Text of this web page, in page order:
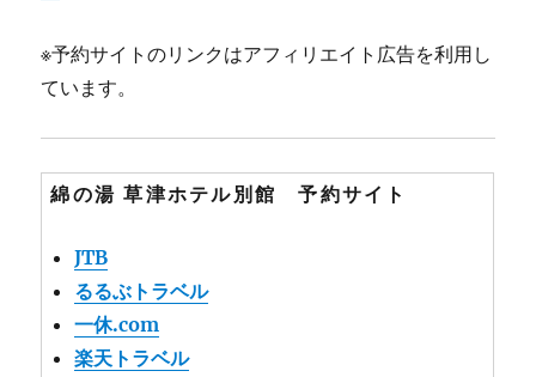
※予約サイトのリンクはアフィリエイト広告を利用し
ています。
綿の湯 草津ホテル別館 予約サイト
JTB
るるぶトラベル
一休.com
楽天トラベル